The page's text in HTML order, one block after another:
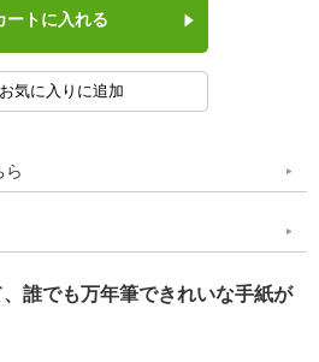
ら
、誰でも万年筆できれいな手紙が